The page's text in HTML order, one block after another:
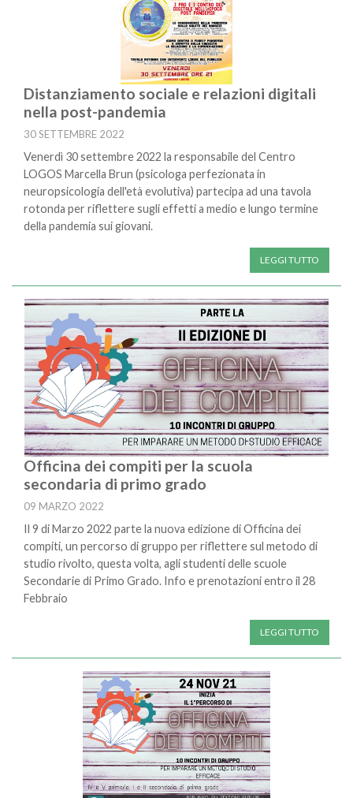
Distanziamento sociale e relazioni digitali
nella post-pandemia
30 SETTEMBRE 2022
Venerdì 30 settembre 2022 la responsabile del Centro
LOGOS Marcella Brun (psicologa perfezionata in
neuropsicologia dell'età evolutiva) partecipa ad una tavola
rotonda per riflettere sugli effetti a medio e lungo termine
della pandemia sui giovani.
LEGGI TUTTO
Officina dei compiti per la scuola
secondaria di primo grado
09 MARZO 2022
Il 9 di Marzo 2022 parte la nuova edizione di Officina dei
compiti, un percorso di gruppo per riflettere sul metodo di
studio rivolto, questa volta, agli studenti delle scuole
Secondarie di Primo Grado. Info e prenotazioni entro il 28
Febbraio
LEGGI TUTTO